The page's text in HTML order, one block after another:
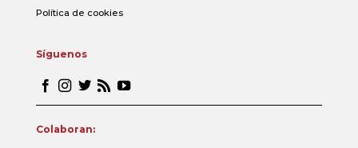
Política de cookies
Síguenos
Colaboran: